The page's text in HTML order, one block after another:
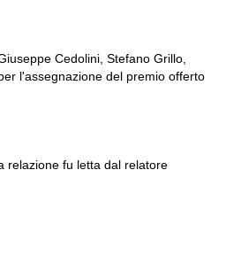
Cedolini, Stefano Grillo,
l'assegnazione del premio offerto
relazione fu letta dal relatore